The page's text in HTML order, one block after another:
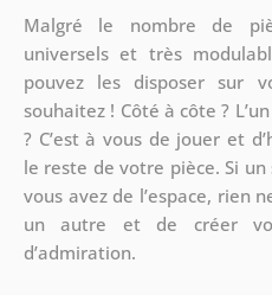
Malgré le nombre de
universels et très
pouvez les disposer sur
souhaitez ! Côté à côte ?
? C’est à vous de jouer et
le reste de votre pièce. Si
vous avez de l’espace, rien
un autre et de créer
d’admiration.